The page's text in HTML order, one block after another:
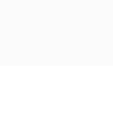
Issue 3, pp 383–393
and Pollution